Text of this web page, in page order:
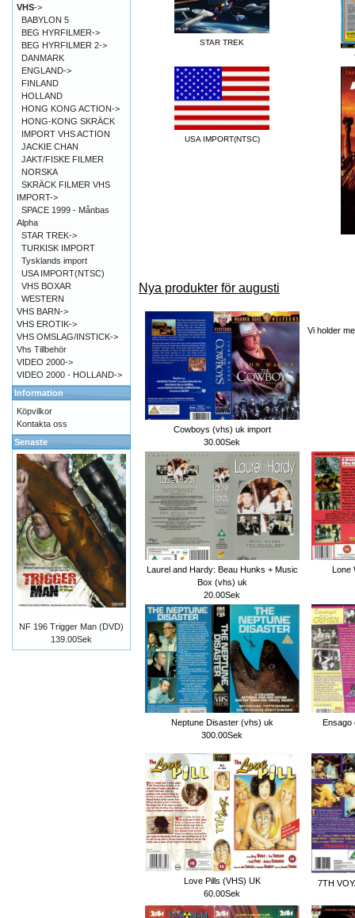
STAR TREK
USA IMPORT(NTSC)
Nya produkter för augusti
Cowboys (vhs) uk import
30.00Sek
Vi holder
Laurel and Hardy: Beau Hunks + Music
Box (vhs) uk
20.00Sek
Lone
Neptune Disaster (vhs) uk
300.00Sek
Ensago
Love Pills (VHS) UK
60.00Sek
7TH
VHS->
BABYLON 5
BEG HYRFILMER->
BEG HYRFILMER 2->
DANMARK
ENGLAND->
FINLAND
HOLLAND
HONG KONG ACTION->
HONG-KONG SKRÄCK
IMPORT VHS ACTION
JACKIE CHAN
JAKT/FISKE FILMER
NORSKA
SKRÄCK FILMER VHS
IMPORT->
SPACE 1999 - Månbas
Alpha
STAR TREK->
TURKISK IMPORT
Tysklands import
USA IMPORT(NTSC)
VHS BOXAR
WESTERN
VHS BARN->
VHS EROTIK->
VHS OMSLAG/INSTICK->
Vhs Tillbehör
VIDEO 2000->
VIDEO 2000 - HOLLAND->
Information
Köpvilkor
Kontakta oss
Senaste
NF 196 Trigger Man (DVD)
139.00Sek